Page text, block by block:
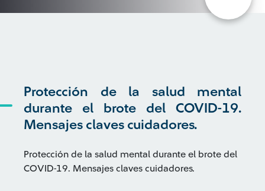
Protección de la salud mental
durante el brote del COVID-19.
Mensajes claves cuidadores.
Protección de la salud mental durante el brote del
COVID-19. Mensajes claves cuidadores.